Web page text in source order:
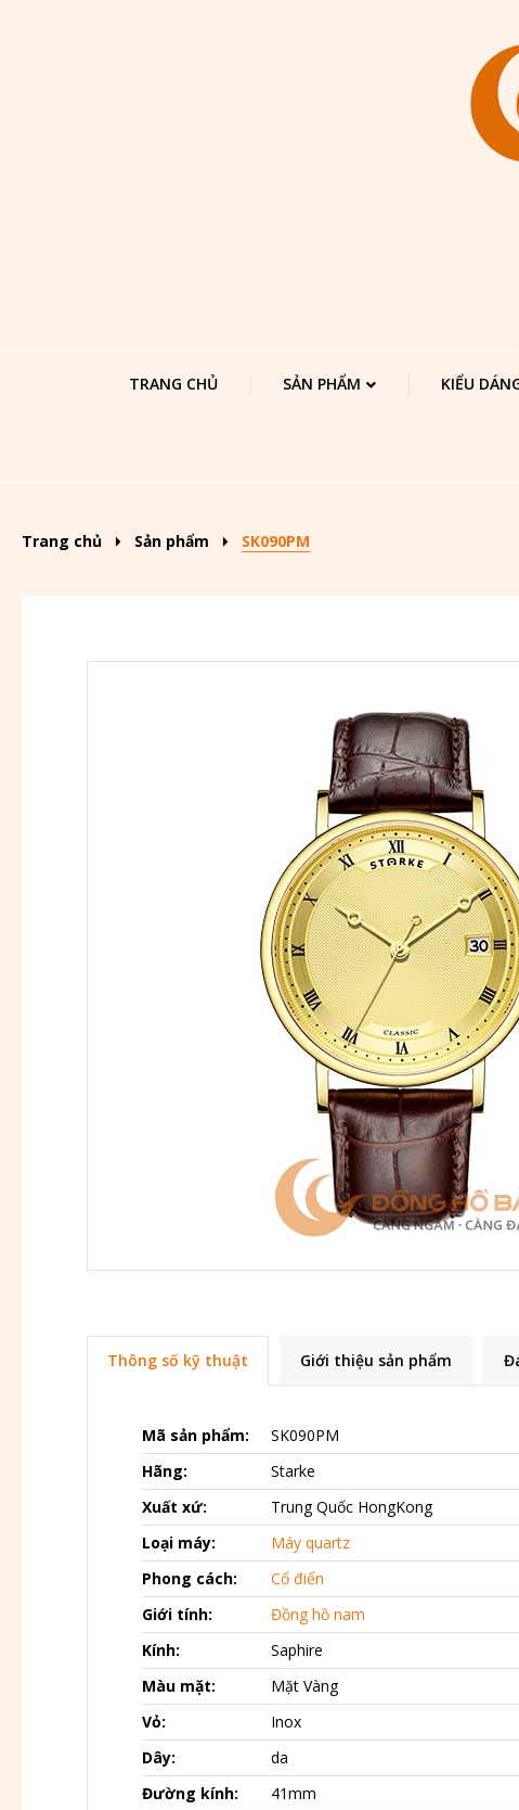
TRANG CHỦ SẢN PHẨM KIỂU
Trang chủ Sản phẩm SK090PM
Thông số kỹ thuật Giới thiệu sản phẩm
Mã sản phẩm:
SK090PM
Hãng:
Starke
Xuất xứ:
Trung Quốc HongKong
Loại máy:
Máy quartz
Phong cách:
Cổ điển
Giới tính:
Đồng hồ nam
Kính:
Saphire
Màu mặt:
Mặt Vàng
Vỏ:
Inox
Dây:
da
Đường kính:
41mm